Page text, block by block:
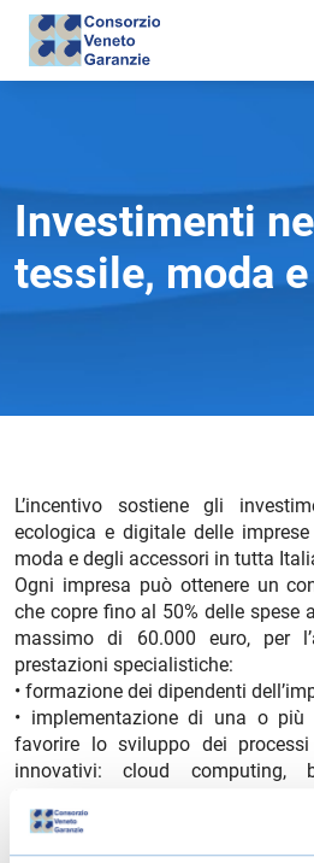
Investimenti
tessile, moda
L’incentivo sostiene gli
ecologica e digitale delle
moda e degli accessori in tutta
Ogni impresa può ottenere un
che copre fino al 50% delle spese
massimo di 60.000 euro, per
prestazioni specialistiche:
• formazione dei dipendenti
• implementazione di una o più
favorire lo sviluppo dei
innovativi: cloud
collaborativa, manifattura
Things, realtà aumentata,